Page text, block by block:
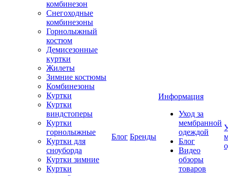
комбинезон
Снегоходные
комбинезоны
Горнолыжный
костюм
Демисезонные
куртки
Жилеты
Зимние костюмы
Комбинезоны
Куртки
Куртки
виндстоперы
Куртки
горнолыжные
Куртки для
сноуборда
Куртки зимние
Куртки
Блог Бренды
Информация
Уход за
мембранной
одеждой
Блог
Видео
обзоры
товаров